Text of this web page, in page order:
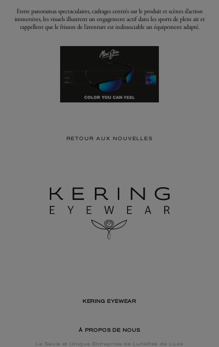
Entre panoramas spectaculaires, cadrages centrés sur le produit et scènes d’action
immersives, les visuels illustrent un engagement actif dans les sports de plein air et
rappellent que le frisson de l’aventure est indissociable un équipement adapté.
RETOUR AUX NOUVELLES
KERING EYEWEAR
À PROPOS DE NOUS
La Seule et Unique Entreprise de Lunettes de Luxe